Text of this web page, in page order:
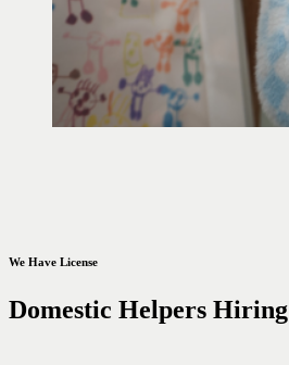
We Have License
Domestic Helpers Hiring